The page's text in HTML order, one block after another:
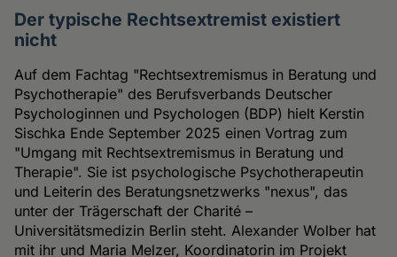
Der typische Rechtsextremist existiert
nicht
Auf dem Fachtag "Rechtsextremismus in Beratung und
Psychotherapie" des Berufsverbands Deutscher
Psychologinnen und Psychologen (BDP) hielt Kerstin
Sischka Ende September 2025 einen Vortrag zum
"Umgang mit Rechtsextremismus in Beratung und
Therapie". Sie ist psychologische Psychotherapeutin
und Leiterin des Beratungsnetzwerks "nexus", das
unter der Trägerschaft der Charité –
Universitätsmedizin Berlin steht. Alexander Wolber hat
mit ihr und Maria Melzer, Koordinatorin im Projekt